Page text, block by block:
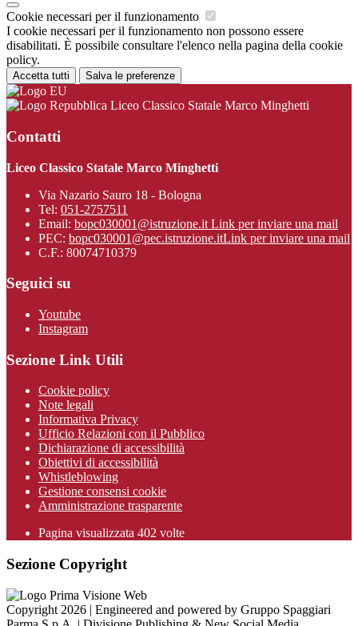
Cookie necessari per il funzionamento
I cookie necessari per il funzionamento non possono essere
disabilitati. È possibile consultare l'elenco nella pagina della cookie
policy.
Accetta tutti Salva le preferenze
Liceo Classico Statale Marco Minghetti
Contatti
Liceo Classico Statale Marco Minghetti
Via Nazario Sauro 18 - Bologna
Tel: 051-2757511
Email: bopc030001@istruzione.it Link per inviare una mail
PEC: bopc030001@pec.istruzione.itLink per inviare una mail
C.F.: 80074710379
Seguici su
Youtube
Instagram
Sezione Link Utili
Cookie policy
Note legali
Informativa Privacy
Ufficio Relazioni con il Pubblico
Dichiarazione di accessibilità
Obiettivi di accessibilità
Whistleblowing
Gestione consensi cookie
Amministrazione trasparente
Pagina visualizzata 402 volte
Sezione Copyright
Copyright 2026 | Engineered and powered by Gruppo Spaggiari